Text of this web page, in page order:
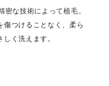
な技術によって植毛。
傷つけることなく、柔ら
く洗えます。